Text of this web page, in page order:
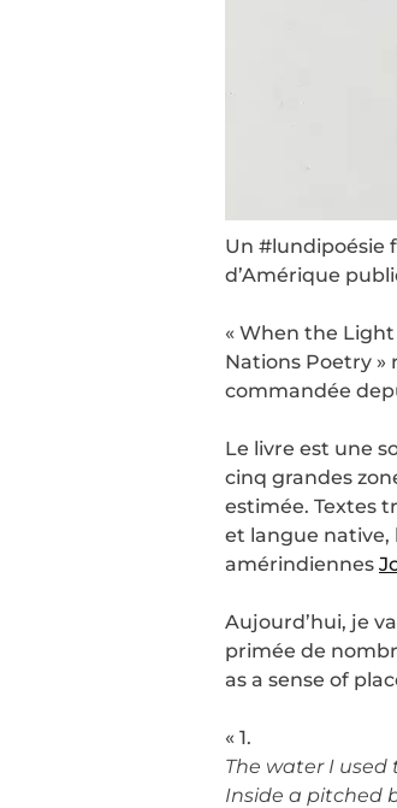
Un #lundipoésie
d’Amérique
« When the
Nations Poetry »
commandée
Le livre est une
cinq grandes
estimée. Textes
et langue native,
amérindiennes
Aujourd’hui, je
primée de
as a sense of
« 1.
The water I
Inside a pitched